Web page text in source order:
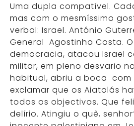
Uma dupla compatível.
mas com o mesmíssimo
verbal: Israel. António
General Agostinho Costa.
democracia, atacou Israel
militar, em pleno desvario
habitual, abriu a boca com
exclamar que os Aiatolás
todos os objectivos. Que
delírio. Atingiu o quê,